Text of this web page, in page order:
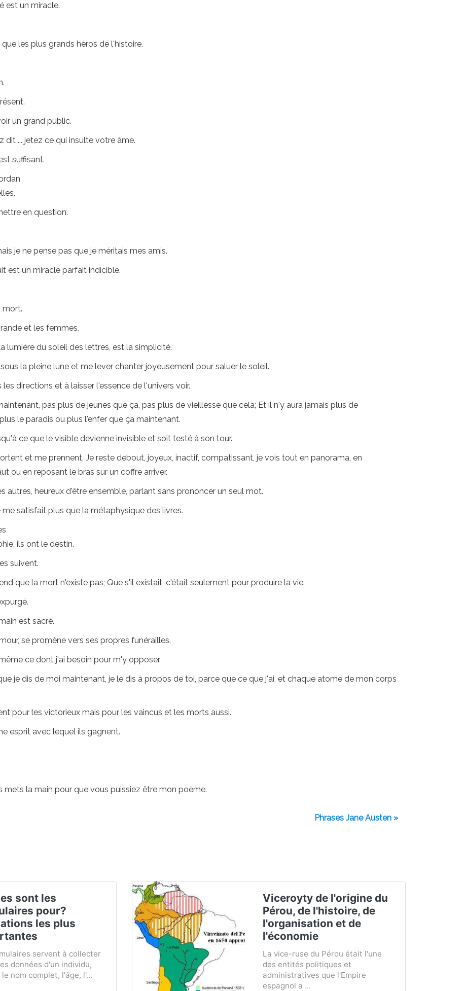
est un miracle.
les plus grands héros de l'histoire.
un grand public.
... jetez ce qui insulte votre âme.
suffisant.
en question.
je ne pense pas que je méritais mes amis.
est un miracle parfait indicible.
mort.
et les femmes.
lumière du soleil des lettres, est la simplicité.
la pleine lune et me lever chanter joyeusement pour saluer le soleil.
directions et à laisser l'essence de l'univers voir.
pas plus de jeunes que ça, pas plus de vieillesse que cela; Et il n'y aura jamais plus de
le paradis ou plus l'enfer que ça maintenant.
ce que le visible devienne invisible et soit testé à son tour.
et me prennent. Je reste debout, joyeux, inactif, compatissant, je vois tout en panorama, en
ou en reposant le bras sur un coffre arriver.
autres, heureux d'être ensemble, parlant sans prononcer un seul mot.
satisfait plus que la métaphysique des livres.
ils ont le destin.
suivent.
que la mort n'existe pas; Que s'il existait, c'était seulement pour produire la vie.
est sacré.
se promène vers ses propres funérailles.
ce dont j'ai besoin pour m'y opposer.
je dis de moi maintenant, je le dis à propos de toi, parce que ce que j'ai, et chaque atome de mon corps
pour les victorieux mais pour les vaincus et les morts aussi.
esprit avec lequel ils gagnent.
la main pour que vous puissiez être mon poème.
Phrases Jane Austen »
sont les
pour?
les plus
servent à collecter
données d'un individu,
le nom complet, l'âge, l'...
Viceroyty de l'origine du
Pérou, de l'histoire, de
l'organisation et de
l'économie
La vice-ruse du Pérou était l'une
des entités politiques et
administratives que l'Empire
espagnol a ...